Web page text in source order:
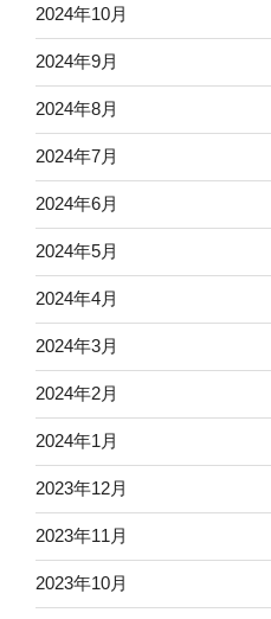
2024年10月
2024年9月
2024年8月
2024年7月
2024年6月
2024年5月
2024年4月
2024年3月
2024年2月
2024年1月
2023年12月
2023年11月
2023年10月